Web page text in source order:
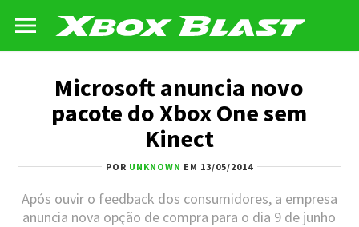
Microsoft anuncia novo
pacote do Xbox One sem
Kinect
POR UNKNOWN EM 13/05/2014
Após ouvir o feedback dos consumidores, a empresa
anuncia nova opção de compra para o dia 9 de junho